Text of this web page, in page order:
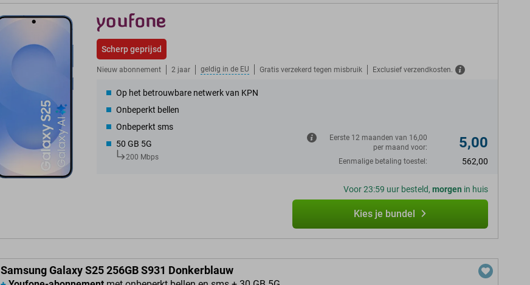
Scherp geprijsd
Nieuw abonnement 2 jaar geldig in de EU Gratis verzekerd tegen misbruik Exclusief verzendkosten.
Op het betrouwbare netwerk van KPN
Onbeperkt bellen
Onbeperkt sms
50 GB 5G
200 Mbps
Eerste 12 maanden van 16,00
per maand voor:
5,00
Eenmalige betaling toestel: 562,00
Voor 23:59 uur besteld, morgen in huis
Kies je bundel
Samsung Galaxy S25 256GB S931 Donkerblauw